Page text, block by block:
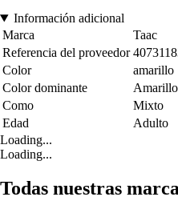
Información adicional
Marca
Taac
Referencia del proveedor
Color
amarillo
Color dominante
Amarillo
Como
Mixto
Edad
Adulto
Loading...
Loading...
Todas nuestras